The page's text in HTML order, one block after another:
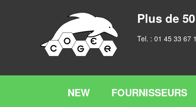
Plus de
Tel. : 01 45 33 67
NEW FOURNISSEURS